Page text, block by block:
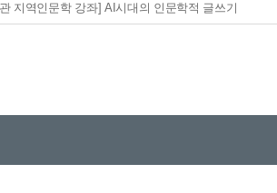
지역인문학 강좌] AI시대의 인문학적 글쓰기